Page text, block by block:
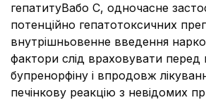
гепатитуВабо С, одночасне
потенційно гепатотоксичних
внутрішньовенне введення
фактори слід враховувати перед
бупренорфіну і впродовж
печінкову реакцію з невідомих